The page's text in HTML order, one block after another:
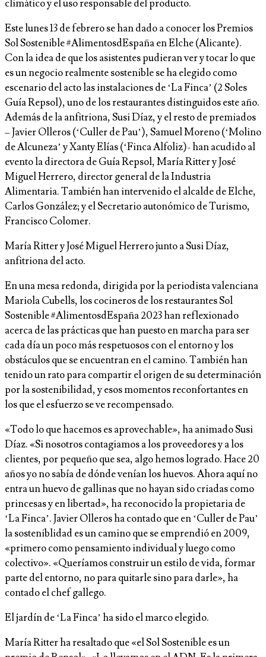
climático y el uso responsable del producto.
Este lunes 13 de febrero se han dado a conocer los Premios
Sol Sostenible #AlimentosdEspaña en Elche (Alicante).
Con la idea de que los asistentes pudieran ver y tocar lo que
es un negocio realmente sostenible se ha elegido como
escenario del acto las instalaciones de ‘La Finca’ (2 Soles
Guía Repsol), uno de los restaurantes distinguidos este año.
Además de la anfitriona, Susi Díaz, y el resto de premiados
– Javier Olleros (‘Culler de Pau’), Samuel Moreno (‘Molino
de Alcuneza’ y Xanty Elías (‘Finca Alfoliz)- han acudido al
evento la directora de Guía Repsol, María Ritter y José
Miguel Herrero, director general de la Industria
Alimentaria. También han intervenido el alcalde de Elche,
Carlos González; y el Secretario autonómico de Turismo,
Francisco Colomer.
María Ritter y José Miguel Herrero junto a Susi Díaz,
anfitriona del acto.
En una mesa redonda, dirigida por la periodista valenciana
Mariola Cubells, los cocineros de los restaurantes Sol
Sostenible #AlimentosdEspaña 2023 han reflexionado
acerca de las prácticas que han puesto en marcha para ser
cada día un poco más respetuosos con el entorno y los
obstáculos que se encuentran en el camino. También han
tenido un rato para compartir el origen de su determinación
por la sostenibilidad, y esos momentos reconfortantes en
los que el esfuerzo se ve recompensado.
«Todo lo que hacemos es aprovechable», ha animado Susi
Díaz. «Si nosotros contagiamos a los proveedores y a los
clientes, por pequeño que sea, algo hemos logrado. Hace 20
años yo no sabía de dónde venían los huevos. Ahora aquí no
entra un huevo de gallinas que no hayan sido criadas como
princesas y en libertad», ha reconocido la propietaria de
‘La Finca’. Javier Olleros ha contado que en ‘Culler de Pau’
la sosteniblidad es un camino que se emprendió en 2009,
«primero como pensamiento individual y luego como
colectivo». «Queríamos construir un estilo de vida, formar
parte del entorno, no para quitarle sino para darle», ha
contado el chef gallego.
El jardín de ‘La Finca’ ha sido el marco elegido.
María Ritter ha resaltado que «el Sol Sostenible es un